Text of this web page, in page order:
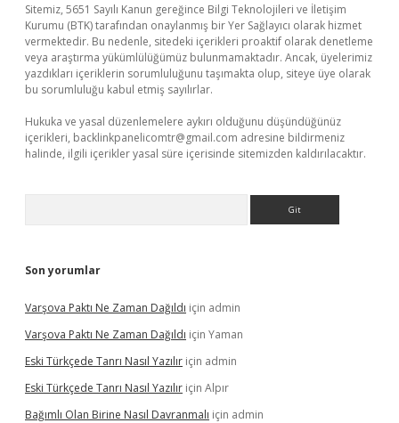
Sitemiz, 5651 Sayılı Kanun gereğince Bilgi Teknolojileri ve İletişim
Kurumu (BTK) tarafından onaylanmış bir Yer Sağlayıcı olarak hizmet
vermektedir. Bu nedenle, sitedeki içerikleri proaktif olarak denetleme
veya araştırma yükümlülüğümüz bulunmamaktadır. Ancak, üyelerimiz
yazdıkları içeriklerin sorumluluğunu taşımakta olup, siteye üye olarak
bu sorumluluğu kabul etmiş sayılırlar.
Hukuka ve yasal düzenlemelere aykırı olduğunu düşündüğünüz
içerikleri, backlinkpanelicomtr@gmail.com adresine bildirmeniz
halinde, ilgili içerikler yasal süre içerisinde sitemizden kaldırılacaktır.
Son yorumlar
Varşova Paktı Ne Zaman Dağıldı için admin
Varşova Paktı Ne Zaman Dağıldı için Yaman
Eski Türkçede Tanrı Nasıl Yazılır için admin
Eski Türkçede Tanrı Nasıl Yazılır için Alpır
Bağımlı Olan Birine Nasıl Davranmalı için admin